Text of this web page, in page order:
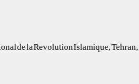
de la Revolution Islamique, Tehran,